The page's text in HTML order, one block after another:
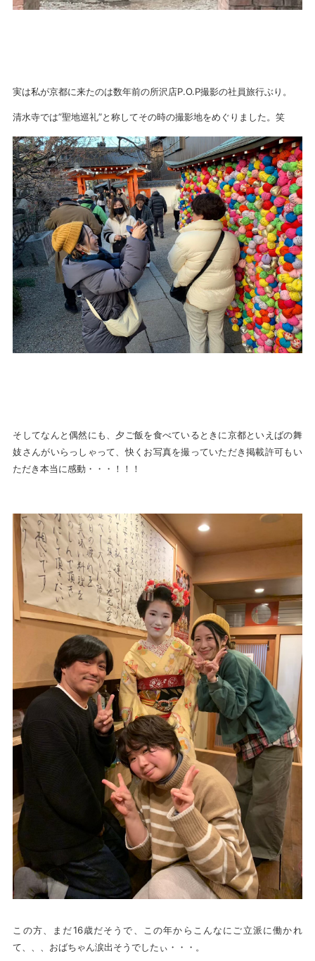
実は私が京都に来たのは数年前の所沢店P.O.P撮影の社員旅行ぶり。
清水寺では”聖地巡礼”と称してその時の撮影地をめぐりました。笑
そしてなんと偶然にも、夕ご飯を食べているときに京都といえばの舞
妓さんがいらっしゃって、快くお写真を撮っていただき掲載許可もい
ただき本当に感動・・・！！！
この方、まだ16歳だそうで、この年からこんなにご立派に働かれ
て、、、おばちゃん涙出そうでしたぃ・・・。